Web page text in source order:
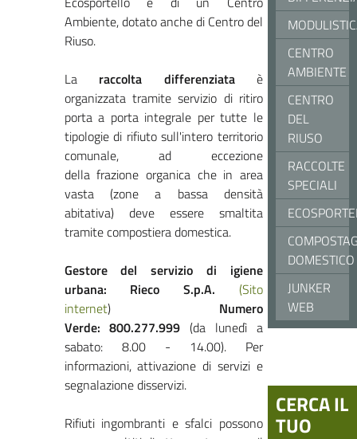
Ambiente, dotato anche di Centro del
Riuso.
La raccolta differenziataè
organizzata tramite servizio di ritiro
porta a porta integrale per tutte le
tipologie di rifiuto sull'intero territorio
comunale, ad eccezione
della frazione organica che in area
vasta (zone a bassa densità
abitativa) deve essere smaltita
tramite compostiera domestica.
Gestore del servizio di igiene
urbana: Rieco S.p.A. (Sito
internet) Numero
Verde: 800.277.999 (da lunedì a
sabato: 8.00 - 14.00). Per
informazioni, attivazione di servizi e
segnalazione disservizi.
Rifiuti ingombranti e sfalci possono
CENTRO
AMBIENTE
CENTRO
DEL
RIUSO
RACCOLTE
SPECIALI
DOMESTICO
JUNKER
WEB
CERCA IL
TUO